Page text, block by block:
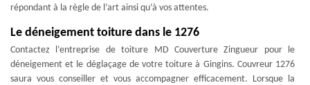
répondant à la règle de l’art ainsi qu’à vos attentes.
Le déneigement toiture dans le 1276
Contactez l’entreprise de toiture MD Couverture Zingueur pour le
déneigement et le déglaçage de votre toiture à Gingins. Couvreur 1276
saura vous conseiller et vous accompagner efficacement. Lorsque la